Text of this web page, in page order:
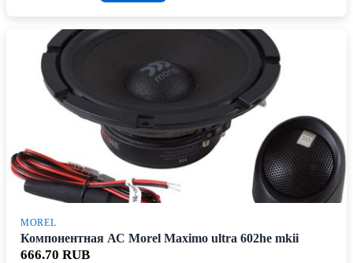
MOREL
Компонентная АС Morel Maximo ultra 602he mkii
666.70 RUB